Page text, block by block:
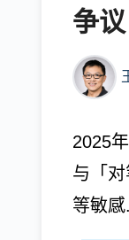
争议
2025
与「
等敏感